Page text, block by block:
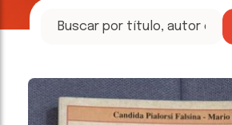
tesoros